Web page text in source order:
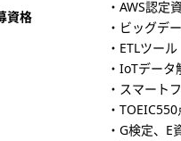
資格
・AWS認定
・ビッグデ
・ETLツー
・IoTデー
・スマート
・
・G検定、